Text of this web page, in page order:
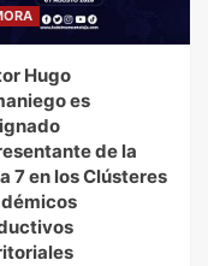
Hugo
es
de la
7 en los Clústeres